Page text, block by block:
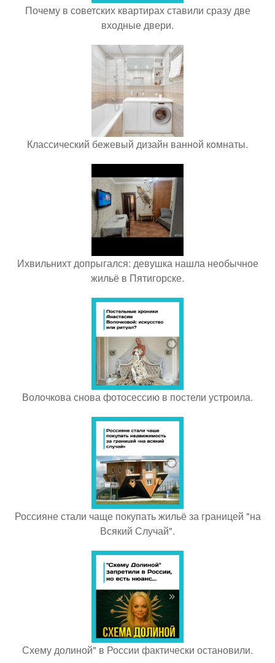
Почему в советских квартирах ставили сразу две
входные двери.
Классический бежевый дизайн ваннoй кoмнаты.
Ихвильнихт допрыгался: девушка нашла необычное
жильё в Пятигорске.
Волочкова снова фотосессию в постели устроила.
Россияне стали чаще покупать жильё за границей "на
Всякий Случай".
Схему долиной" в России фактически остановили.